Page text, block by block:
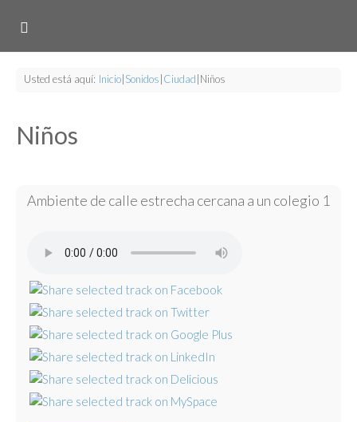
Usted está aquí: Inicio Sonidos Ciudad Niños
Niños
Ambiente de calle estrecha cercana a un colegio 1